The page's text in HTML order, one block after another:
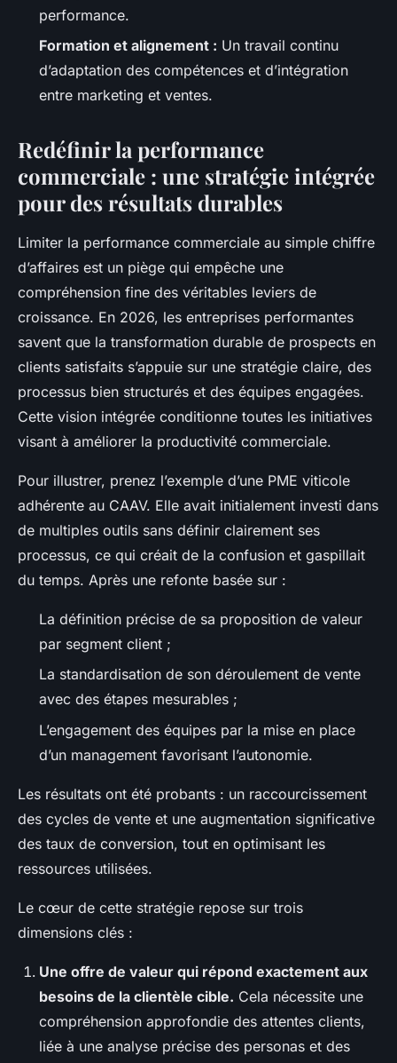
performance.
Formation et alignement : Un travail continu
d’adaptation des compétences et d’intégration
entre marketing et ventes.
Redéfinir la performance
commerciale : une stratégie intégrée
pour des résultats durables
Limiter la performance commerciale au simple chiffre
d’affaires est un piège qui empêche une
compréhension fine des véritables leviers de
croissance. En 2026, les entreprises performantes
savent que la transformation durable de prospects en
clients satisfaits s’appuie sur une stratégie claire, des
processus bien structurés et des équipes engagées.
Cette vision intégrée conditionne toutes les initiatives
visant à améliorer la productivité commerciale.
Pour illustrer, prenez l’exemple d’une PME viticole
adhérente au CAAV. Elle avait initialement investi dans
de multiples outils sans définir clairement ses
processus, ce qui créait de la confusion et gaspillait
du temps. Après une refonte basée sur :
La définition précise de sa proposition de valeur
par segment client ;
La standardisation de son déroulement de vente
avec des étapes mesurables ;
L’engagement des équipes par la mise en place
d’un management favorisant l’autonomie.
Les résultats ont été probants : un raccourcissement
des cycles de vente et une augmentation significative
des taux de conversion, tout en optimisant les
ressources utilisées.
Le cœur de cette stratégie repose sur trois
dimensions clés :
Une offre de valeur qui répond exactement aux
besoins de la clientèle cible. Cela nécessite une
compréhension approfondie des attentes clients,
liée à une analyse précise des personas et des